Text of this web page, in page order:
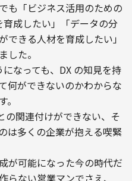
も「ビジネス活用のための
成したい」「データの分
できる人材を育成したい」
した。
なっても、DX の知見を持
何ができないのかわからな
の関連付けができない、そ
は多くの企業が抱える喫緊
が可能になった今の時代だ
らない営業マンでさえ、